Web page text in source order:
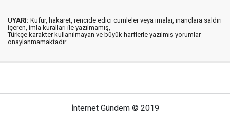
UYARI: Küfür, hakaret, rencide edici cümleler veya imalar, inançlara saldırı
içeren, imla kuralları ile yazılmamış,
Türkçe karakter kullanılmayan ve büyük harflerle yazılmış yorumlar
onaylanmamaktadır.
İnternet Gündem © 2019